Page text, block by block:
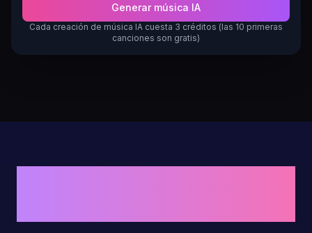
Generar música IA
Cada creación de música IA cuesta 3 créditos (las 10 primeras
canciones son gratis)